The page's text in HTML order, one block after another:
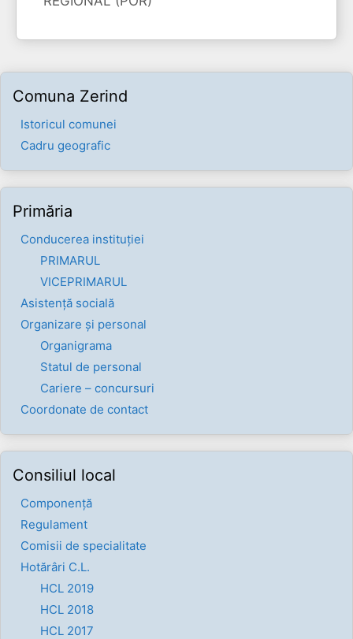
Comuna Zerind
Istoricul comunei
Cadru geografic
Primăria
Conducerea instituției
PRIMARUL
VICEPRIMARUL
Asistență socială
Organizare și personal
Organigrama
Statul de personal
Cariere – concursuri
Coordonate de contact
Consiliul local
Componenţă
Regulament
Comisii de specialitate
Hotărâri C.L.
HCL 2019
HCL 2018
HCL 2017